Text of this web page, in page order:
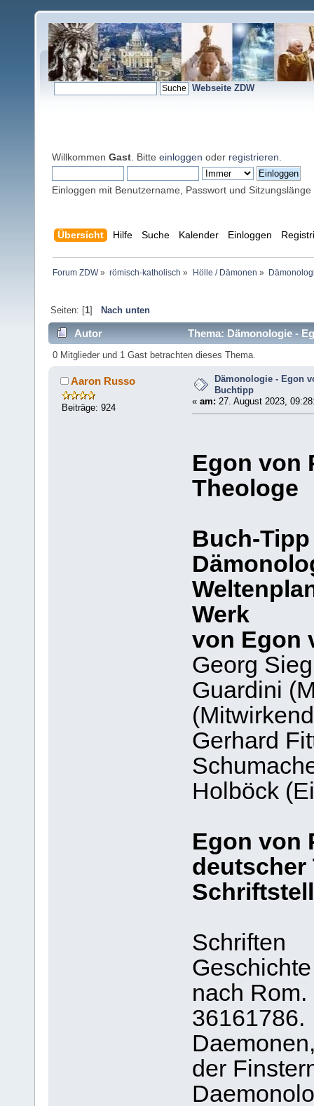
Webseite ZDW
Willkommen Gast . Bitte einloggen oder registrieren
Einloggen mit Benutzername, Passwort und Sitzungslänge
Übersicht Hilfe Suche Kalender Einloggen
Forum ZDW» römisch-katholisch » Hölle / Dämonen »
Seiten: [1] Nach unten
Autor Thema: Dämonologie -
0 Mitglieder und 1 Gast betrachten dieses Thema.
Aaron Russo
Beiträge: 924
Dämonologie - Egon
Buchtipp
« am: 27. August 2023,
Egon von
Theologe
Buch-Tipp
Werk
von Egon
Georg
Guardini
Gerhard
Holböck
Egon von
deutscher
Schriften
nach
36161786.
der